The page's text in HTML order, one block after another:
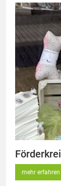
mehr erfahren